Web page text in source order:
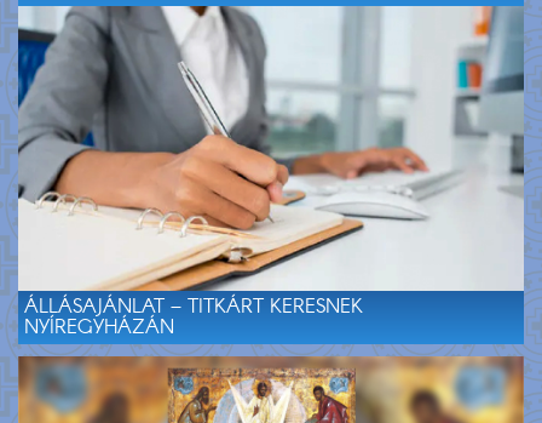
ÁLLÁSAJÁNLAT – TITKÁRT KERESNEK
NYÍREGYHÁZÁN